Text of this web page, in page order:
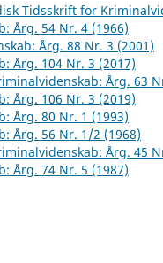
Tidsskrift for
Årg. 54 Nr. 4 (1966)
Årg. 88 Nr. 3 (2001)
Årg. 104 Nr. 3 (2017)
Årg. 63
Årg. 106 Nr. 3 (2019)
Årg. 80 Nr. 1 (1993)
Årg. 56 Nr. 1/2 (1968)
Årg. 45
Årg. 74 Nr. 5 (1987)